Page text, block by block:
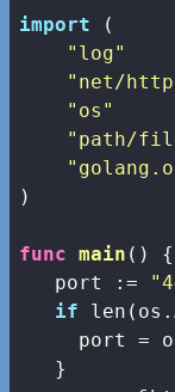
import (
"log"
"net/
"os"
"path/
)
func main ()
{
   port :=
if
len
port =
   }